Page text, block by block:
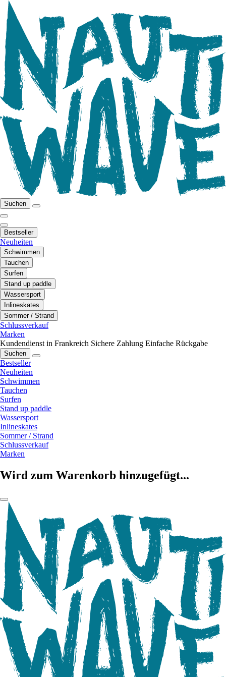
Suchen
Bestseller
Neuheiten
Schwimmen
Tauchen
Surfen
Stand up paddle
Wassersport
Inlineskates
Sommer / Strand
Schlussverkauf
Marken
Kundendienst in Frankreich Sichere Zahlung Einfache Rückgabe
Suchen
Bestseller
Neuheiten
Schwimmen
Tauchen
Surfen
Stand up paddle
Wassersport
Inlineskates
Sommer / Strand
Schlussverkauf
Marken
Wird zum Warenkorb hinzugefügt...